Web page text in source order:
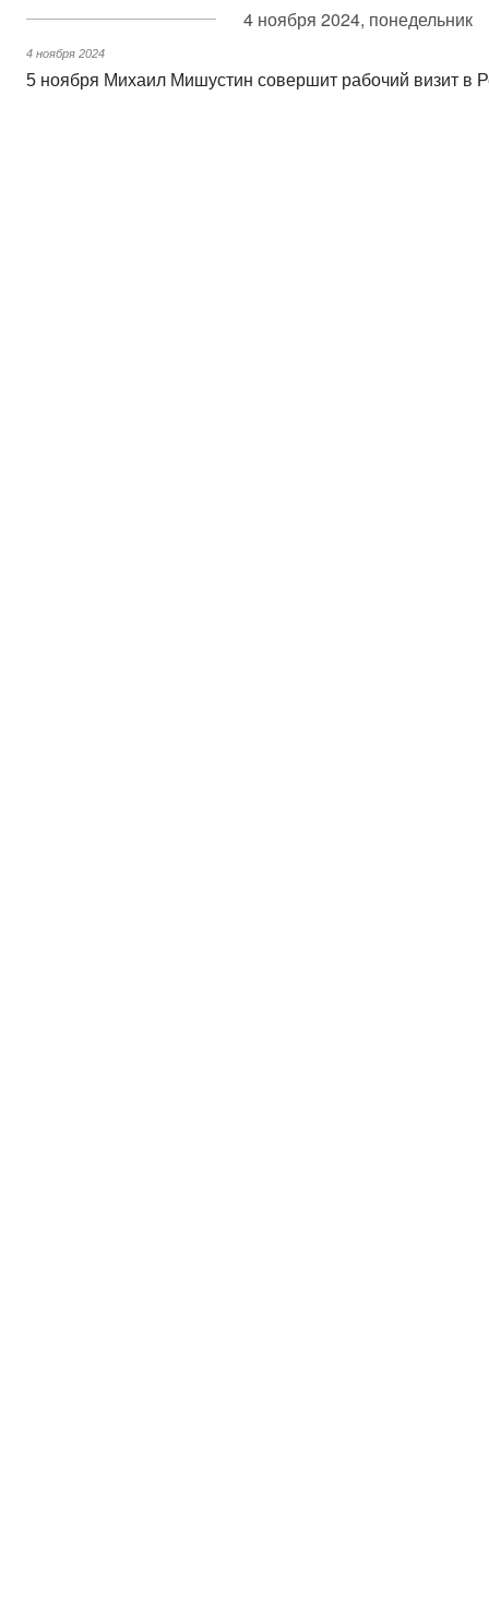
4 ноября 2024, понедельник
4 ноября 2024
5 ноября Михаил Мишустин совершит рабочий визит в